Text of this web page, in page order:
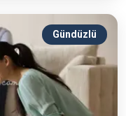
Gündüzlü